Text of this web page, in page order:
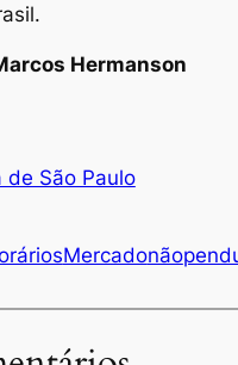
Hermanson
de São Paulo
Mercadonão